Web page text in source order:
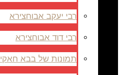
רבי יעקב אבוחצירא
רבי דוד אבוחצירא
תמונות של בבא חאקי